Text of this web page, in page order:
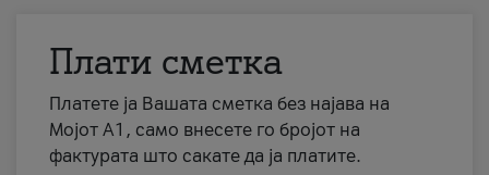
Плати сметка
Платете ја Вашата сметка без најава на
Мојот А1, само внесете го бројот на
фактурата што сакате да ја платите.